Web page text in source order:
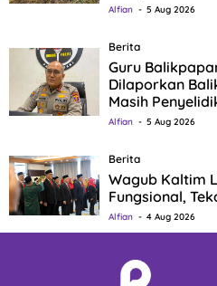
Alfian 5 Aug 2026
Berita
Guru
Dilaporkan
Masih
Alfian 5 Aug 2026
Berita
Wagub Kaltim
Fungsional,
Alfian 4 Aug 2026